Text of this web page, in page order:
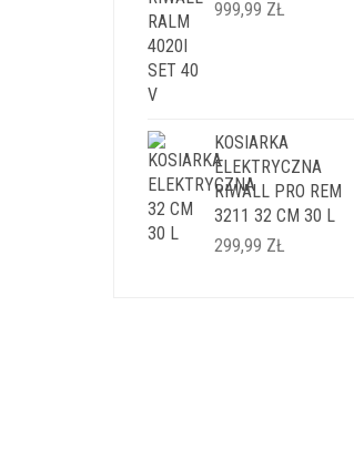
999,99 ZŁ
KOSIARKA
ELEKTRYCZNA
RIWALL PRO REM
3211 32 CM 30 L
299,99 ZŁ